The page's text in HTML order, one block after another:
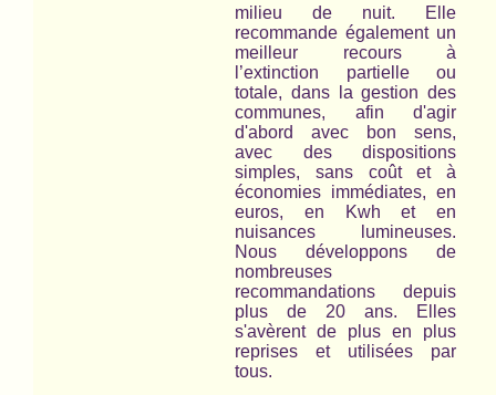
milieu de nuit. Elle
recommande également un
meilleur recours à
l’extinction partielle ou
totale, dans la gestion des
communes, afin d'agir
d'abord avec bon sens,
avec des dispositions
simples, sans coût et à
économies immédiates, en
euros, en Kwh et en
nuisances lumineuses.
Nous développons de
nombreuses
recommandations depuis
plus de 20 ans. Elles
s'avèrent de plus en plus
reprises et utilisées par
tous.